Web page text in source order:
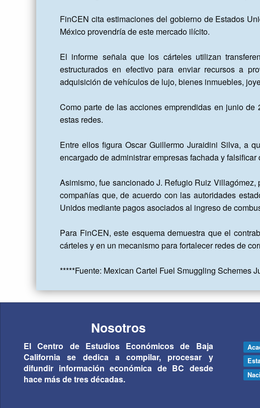
FinCEN cita estimaciones del gobierno de Estados
México provendría de este mercado ilícito.
El informe señala que los cárteles utilizan
estructurados en efectivo para enviar recursos a
adquisición de vehículos de lujo, bienes inmuebles,
Como parte de las acciones emprendidas en junio
estas redes.
Entre ellos figura Oscar Guillermo Juraidini Silva, a
encargado de administrar empresas fachada y
Asimismo, fue sancionado J. Refugio Ruiz
compañías que, de acuerdo con las autoridades
Unidos mediante pagos asociados al ingreso de
Para FinCEN, este esquema demuestra que el
cárteles y en un mecanismo para fortalecer redes de
*****Fuente: Mexican Cartel Fuel Smuggling Schemes
Nosotros
El Centro de Estudios Económicos de Baja
California se dedica a compilar, procesar y
difundir información económica de BC desde
hace más de tres décadas.